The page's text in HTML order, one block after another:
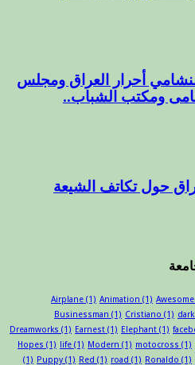
أحرار العراق ومجلس
ومكتب الشباب..
حول تكاتف الشيعة
Airplane (1) Animation (1) Awesome
Businessman (1) Cristiano (1) dark
Dreamworks (1) Earnest (1) Elephant (1)
Hopes (1) life (1) Modern (1) motocross (1)
(1) Puppy (1) Red (1) road (1) Ronaldo (1)